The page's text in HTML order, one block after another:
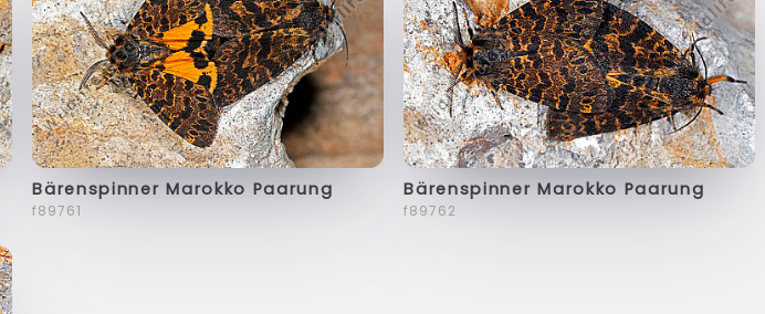
Bärenspinner Marokko Paarung
f89761
Bärenspinner Marokko Paarung
f89762